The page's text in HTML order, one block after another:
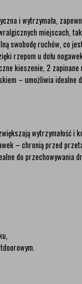
i wytrzymała,
miejscach,
swobodę ruchów, co
rzepom u dołu
kieszenie, 2 zapinane
– umożliwia
wytrzymałość
– chronią przed
do przechowywania